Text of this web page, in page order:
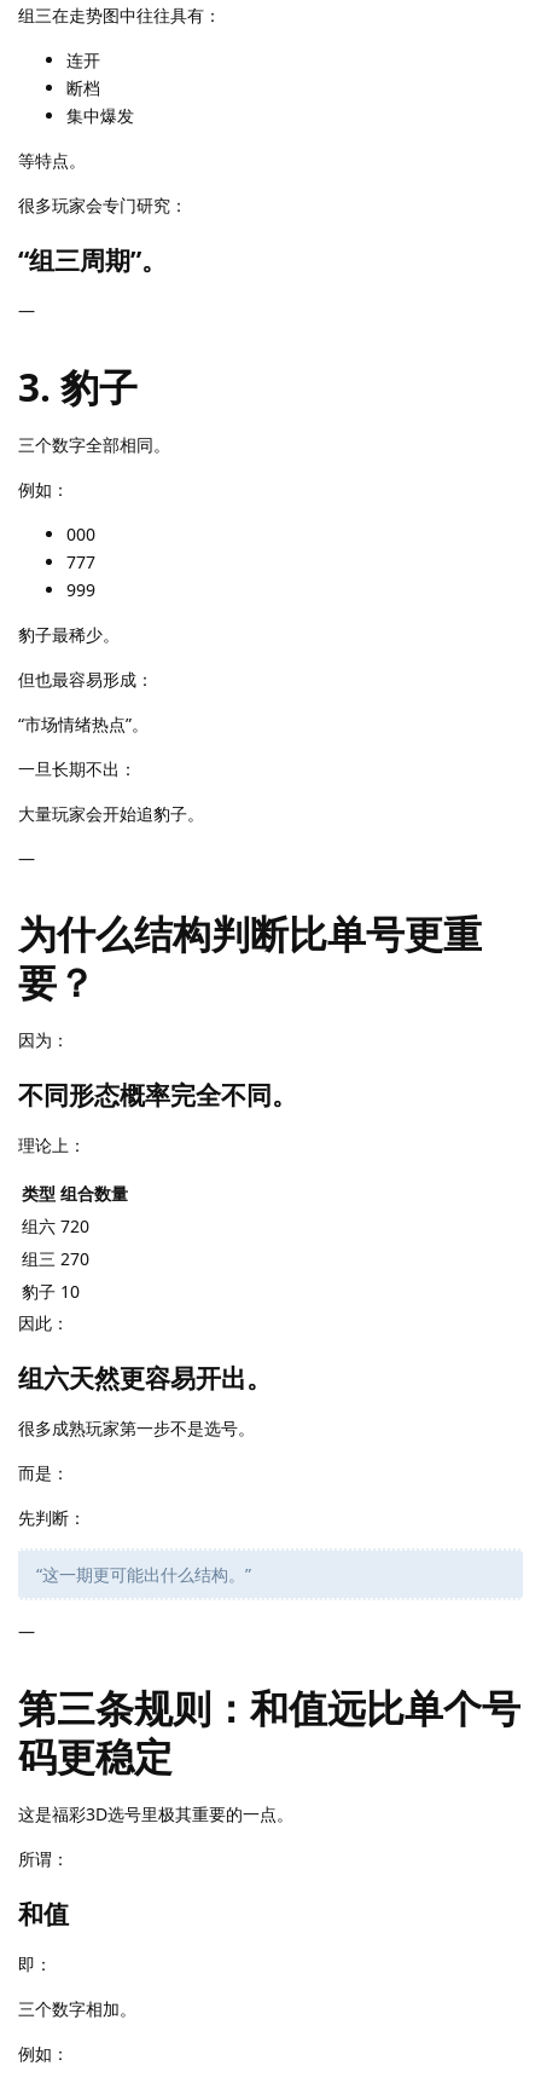
组三在走势图中往往具有：
连开
断档
集中爆发
等特点。
很多玩家会专门研究：
“组三周期”。
—
3. 豹子
三个数字全部相同。
例如：
000
777
999
豹子最稀少。
但也最容易形成：
“市场情绪热点”。
一旦长期不出：
大量玩家会开始追豹子。
—
为什么结构判断比单号更重
要？
因为：
不同形态概率完全不同。
理论上：
类型 组合数量
组六 720
组三 270
豹子 10
因此：
组六天然更容易开出。
很多成熟玩家第一步不是选号。
而是：
先判断：
“这一期更可能出什么结构。”
—
第三条规则：和值远比单个号
码更稳定
这是福彩3D选号里极其重要的一点。
所谓：
和值
即：
三个数字相加。
例如：